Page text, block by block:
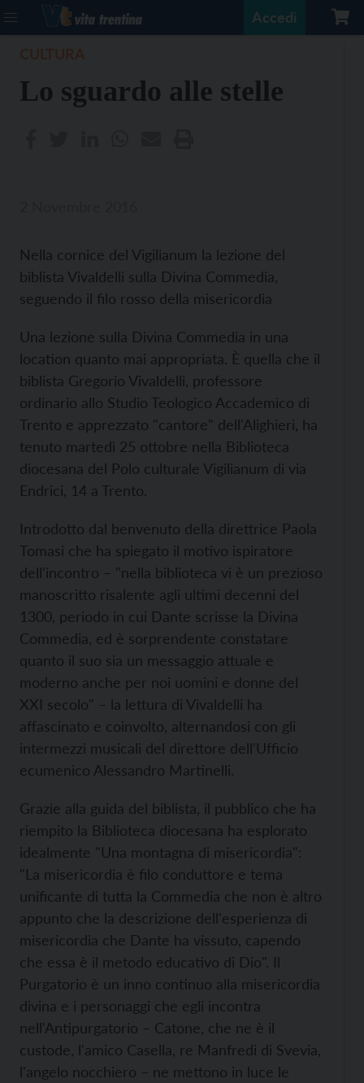
Accedi
Lo sguardo alle stelle
Nella cornice del Vigilianum la lezione del
biblista Vivaldelli sulla Divina Commedia,
seguendo il filo rosso della misericordia
Una lezione sulla Divina Commedia in una
location quanto mai appropriata. È quella che il
biblista Gregorio Vivaldelli, professore
ordinario allo Studio Teologico Accademico di
Trento e apprezzato "cantore" dell'Alighieri, ha
tenuto martedì 25 ottobre nella Biblioteca
diocesana del Polo culturale Vigilianum di via
Endrici, 14 a Trento.
Introdotto dal benvenuto della direttrice Paola
Tomasi che ha spiegato il motivo ispiratore
dell'incontro – "nella biblioteca vi è un prezioso
manoscritto risalente agli ultimi decenni del
1300, periodo in cui Dante scrisse la Divina
Commedia, ed è sorprendente constatare
quanto il suo sia un messaggio attuale e
moderno anche per noi uomini e donne del
XXI secolo" – la lettura di Vivaldelli ha
affascinato e coinvolto, alternandosi con gli
intermezzi musicali del direttore dell'Ufficio
ecumenico Alessandro Martinelli.
Grazie alla guida del biblista, il pubblico che ha
riempito la Biblioteca diocesana ha esplorato
idealmente "Una montagna di misericordia":
"La misericordia è filo conduttore e tema
unificante di tutta la Commedia che non è altro
appunto che la descrizione dell'esperienza di
misericordia che Dante ha vissuto, capendo
che essa è il metodo educativo di Dio". Il
Purgatorio è un inno continuo alla misericordia
divina e i personaggi che egli incontra
nell'Antipurgatorio – Catone, che ne è il
custode, l'amico Casella, re Manfredi di Svevia,
l'angelo nocchiero – ne mettono in luce le